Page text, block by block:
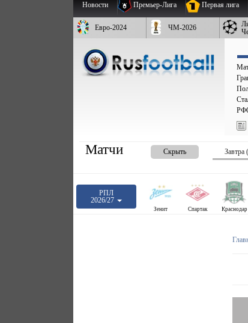
Новости Премьер-Лига Первая лига
Евро-2024 ЧМ-2026
Матчи Скрыть Завтра
РПЛ
2026/27
Зенит Спартак Краснодар